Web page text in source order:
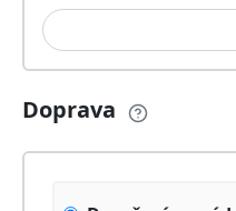
Doprava